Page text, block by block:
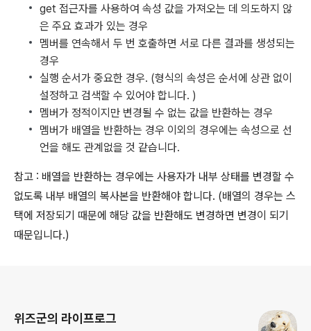
get 접근자를 사용하여 속성 값을 가져오는 데 의도하지 않
은 주요 효과가 있는 경우
멤버를 연속해서 두 번 호출하면 서로 다른 결과를 생성되는
경우
실행 순서가 중요한 경우. (형식의 속성은 순서에 상관 없이
설정하고 검색할 수 있어야 합니다. )
멤버가 정적이지만 변경될 수 없는 값을 반환하는 경우
멤버가 배열을 반환하는 경우 이외의 경우에는 속성으로 선
언을 해도 관계없을 것 같습니다.
참고 : 배열을 반환하는 경우에는 사용자가 내부 상태를 변경할 수
없도록 내부 배열의 복사본을 반환해야 합니다. (배열의 경우는 스
택에 저장되기 때문에 해당 값을 반환해도 변경하면 변경이 되기
때문입니다.)
위즈군의 라이프로그